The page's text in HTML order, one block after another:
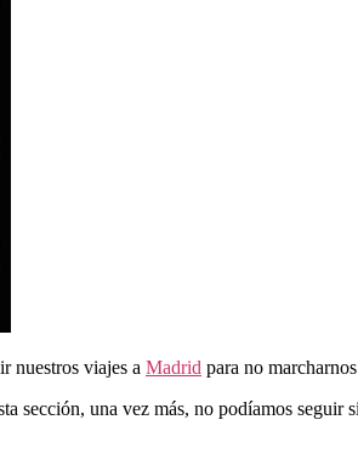
nuestros viajes a Madrid para no
sección, una vez más, no podíamos seguir